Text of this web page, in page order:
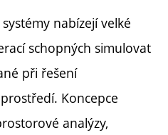
nabízejí velké
schopných simulovat
při řešení
Koncepce
analýzy,